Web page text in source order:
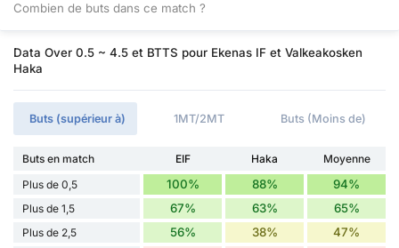
Combien de buts dans ce match ?
Data Over 0.5 ~ 4.5 et BTTS pour Ekenas IF et Valkeakosken
Haka
Buts (supérieur à) 1MT/2MT Buts (Moins de)
Buts en match EIF Haka
Moyenne
Plus de 0,5
100% 88% 94%
Plus de 1,5 67% 63% 65%
Plus de 2,5 56% 38% 47%